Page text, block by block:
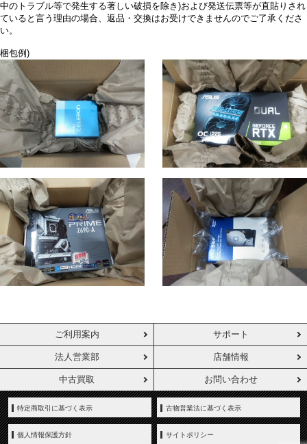
中のトラブル等で発生する著しい破損を除き)および発送伝票等が直貼りされ
ていると言う理由の場合、返品・交換はお受けできませんのでご了承くださ
い。
梱包例)
ご利用案内 サポート
法人営業部 店舗情報
中古買取 お問い合わせ
特定商取引に基づく表示 古物営業法に基づく表示
個人情報保護方針 サイトポリシー